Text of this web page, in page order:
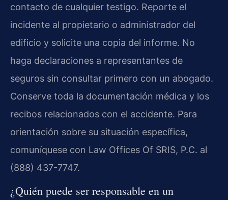
contacto de cualquier testigo. Reporte el
incidente al propietario o administrador del
edificio y solicite una copia del informe. No
haga declaraciones a representantes de
seguros sin consultar primero con un abogado.
Conserve toda la documentación médica y los
recibos relacionados con el accidente. Para
orientación sobre su situación específica,
comuníquese con Law Offices Of SRIS, P.C. al
(888) 437-7747.
¿Quién puede ser responsable en un